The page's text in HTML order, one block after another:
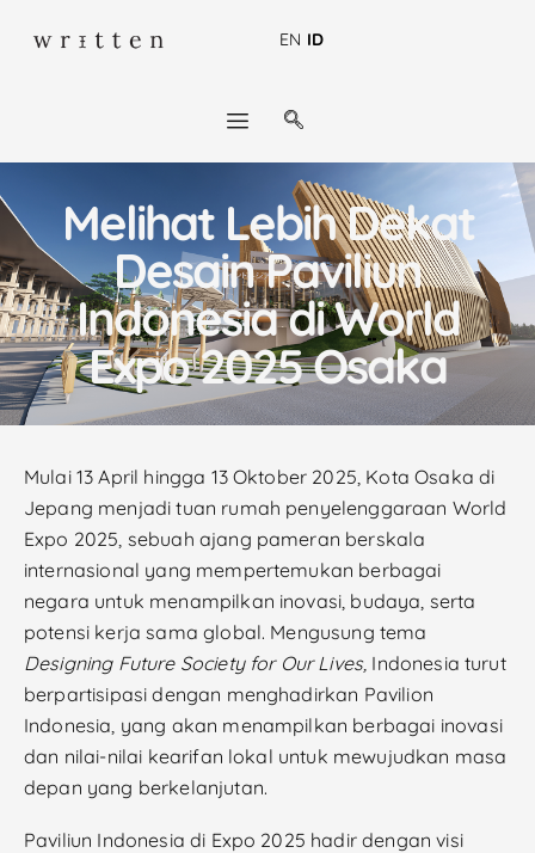
EN ID
Melihat Lebih Dekat
Desain Paviliun
Indonesia di World
Expo 2025 Osaka
Mulai 13 April hingga 13 Oktober 2025, Kota Osaka di
Jepang menjadi tuan rumah penyelenggaraan World
Expo 2025, sebuah ajang pameran berskala
internasional yang mempertemukan berbagai
negara untuk menampilkan inovasi, budaya, serta
potensi kerja sama global. Mengusung tema
Designing Future Society for Our Lives, Indonesia turut
berpartisipasi dengan menghadirkan Pavilion
Indonesia, yang akan menampilkan berbagai inovasi
dan nilai-nilai kearifan lokal untuk mewujudkan masa
depan yang berkelanjutan.
Paviliun Indonesia di Expo 2025 hadir dengan visi